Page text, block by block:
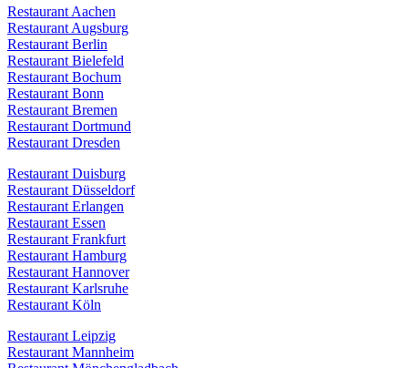
Restaurant Aachen
Restaurant Augsburg
Restaurant Berlin
Restaurant Bielefeld
Restaurant Bochum
Restaurant Bonn
Restaurant Bremen
Restaurant Dortmund
Restaurant Dresden
Restaurant Duisburg
Restaurant Düsseldorf
Restaurant Erlangen
Restaurant Essen
Restaurant Frankfurt
Restaurant Hamburg
Restaurant Hannover
Restaurant Karlsruhe
Restaurant Köln
Restaurant Leipzig
Restaurant Mannheim